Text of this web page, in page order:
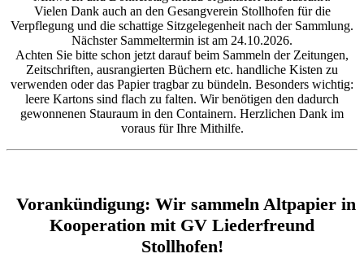
Vielen Dank auch an den Gesangverein Stollhofen für die
Verpflegung und die schattige Sitzgelegenheit nach der Sammlung.
Nächster Sammeltermin ist am 24.10.2026.
Achten Sie bitte schon jetzt darauf beim Sammeln der Zeitungen,
Zeitschriften, ausrangierten Büchern etc. handliche Kisten zu
verwenden oder das Papier tragbar zu bündeln. Besonders wichtig:
leere Kartons sind flach zu falten. Wir benötigen den dadurch
gewonnenen Stauraum in den Containern. Herzlichen Dank im
voraus für Ihre Mithilfe.
Vorankündigung: Wir sammeln Altpapier in
Kooperation mit GV Liederfreund
Stollhofen!